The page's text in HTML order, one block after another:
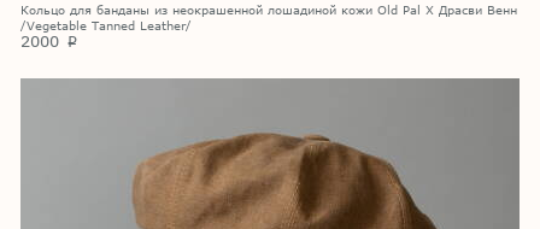
Кольцо для банданы из неокрашенной лошадиной кожи Old Pal X Драсви Венн
/Vegetable Tanned Leather/
2000 p